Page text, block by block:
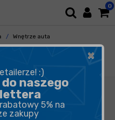
0
Wnętrze auta
Czyszczenie
×
:)
naszego
5% na
zakupy